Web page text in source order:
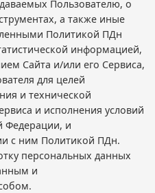
Пользователю, о
а также иные
Политикой ПДн
информацией,
Сайта и/или его Сервиса,
для целей
и технической
и исполнения условий
Федерации, и
с ним Политикой ПДн.
персональных данных
и